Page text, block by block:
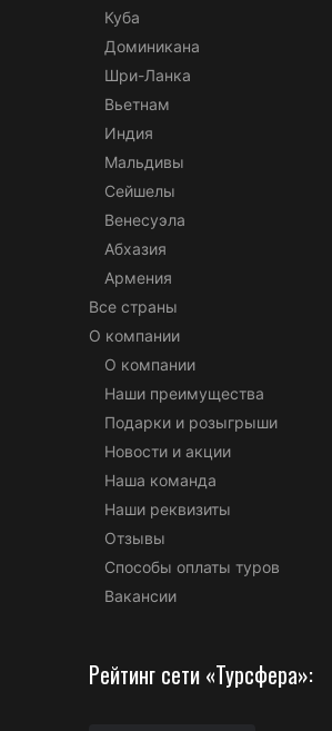
Куба
Доминикана
Шри-Ланка
Вьетнам
Индия
Мальдивы
Сейшелы
Венесуэла
Абхазия
Армения
Все страны
О компании
О компании
Наши преимущества
Подарки и розыгрыши
Новости и акции
Наша команда
Наши реквизиты
Отзывы
Способы оплаты туров
Вакансии
Рейтинг сети «Турсфера»: